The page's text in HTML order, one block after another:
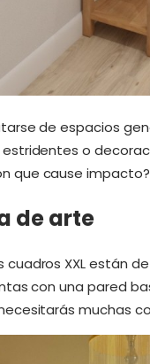
de espacios
o
que cause
de arte
XXL están
con una pared
muchas